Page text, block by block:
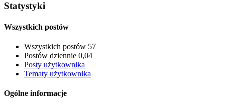
Statystyki
Wszystkich postów
Wszystkich postów 57
Postów dziennie 0,04
Posty użytkownika
Tematy użytkownika
Ogólne informacje